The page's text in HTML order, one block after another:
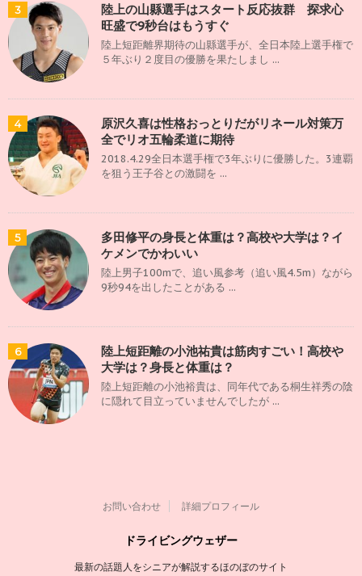
3
陸上の山縣選手はスタート反応抜群 探求心
旺盛で9秒台はもうすぐ
陸上短距離界期待の山縣選手が、全日本陸上選手権で
５年ぶり２度目の優勝を果たしまし ...
4
原沢久喜は性格おっとりだがリネール対策万
全でリオ五輪柔道に期待
2018.4.29全日本選手権で3年ぶりに優勝した。3連覇
を狙う王子谷との激闘を ...
5
多田修平の身長と体重は？高校や大学は？イ
ケメンでかわいい
陸上男子100mで、追い風参考（追い風4.5m）ながら
9秒94を出したことがある ...
6
陸上短距離の小池祐貴は筋肉すごい！高校や
大学は？身長と体重は？
陸上短距離の小池裕貴は、同年代である桐生祥秀の陰
に隠れて目立っていませんでしたが ...
お問い合わせ 詳細プロフィール
ドライビングウェザー
最新の話題人をシニアが解説するほのぼのサイト